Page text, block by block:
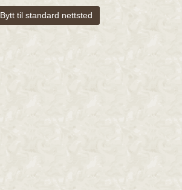
Bytt til standard nettsted